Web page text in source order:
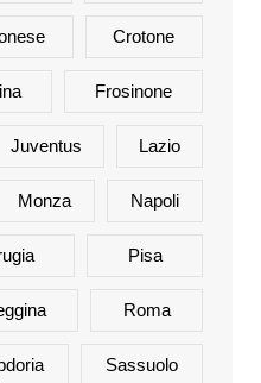
Crotone
Frosinone
Juventus Lazio
Monza Napoli
Pisa
Roma
Sassuolo